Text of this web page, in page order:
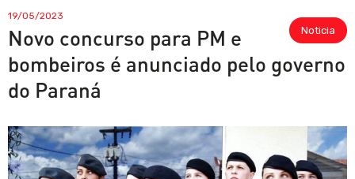
Noticia
19/05/2023
Novo concurso para PM e
bombeiros é anunciado pelo governo
do Paraná